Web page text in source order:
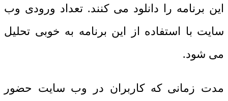
این برنامه را دانلود می کنند. تعداد ورودی وب
سایت با استفاده از این برنامه به خوبی تحلیل
می شود.
مدت زمانی که کاربران در وب سایت حضور